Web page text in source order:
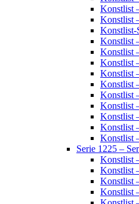
Konstlist
Konstlist
Konstlist-
Konstlist
Konstlist
Konstlist
Konstlist
Konstlist
Konstlist
Konstlist
Konstlist
Konstlist
Konstlist
Serie 1225 –
Konstlist
Konstlist
Konstlist
Konstlist